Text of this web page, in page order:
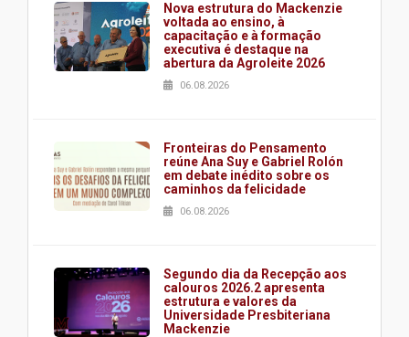
Nova estrutura do Mackenzie
voltada ao ensino, à
capacitação e à formação
executiva é destaque na
abertura da Agroleite 2026
06.08.2026
Fronteiras do Pensamento
reúne Ana Suy e Gabriel Rolón
em debate inédito sobre os
caminhos da felicidade
06.08.2026
Segundo dia da Recepção aos
calouros 2026.2 apresenta
estrutura e valores da
Universidade Presbiteriana
Mackenzie